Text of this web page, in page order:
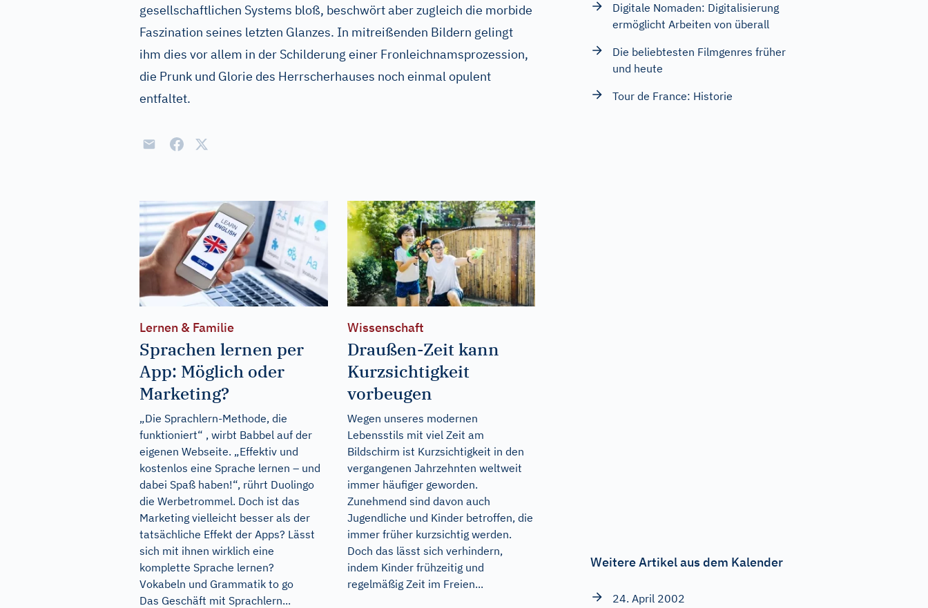
gesellschaftlichen Systems bloß, beschwört aber zugleich die morbide
Faszination seines letzten Glanzes. In mitreißenden Bildern gelingt
ihm dies vor allem in der Schilderung einer Fronleichnamsprozession,
die Prunk und Glorie des Herrscherhauses noch einmal opulent
entfaltet.
Lernen & Familie
Sprachen lernen per
App: Möglich oder
Marketing?
„Die Sprachlern-Methode, die
funktioniert“ , wirbt Babbel auf der
eigenen Webseite. „Effektiv und
kostenlos eine Sprache lernen – und
dabei Spaß haben!“, rührt Duolingo
die Werbetrommel. Doch ist das
Marketing vielleicht besser als der
tatsächliche Effekt der Apps? Lässt
sich mit ihnen wirklich eine
komplette Sprache lernen?
Vokabeln und Grammatik to go
Das Geschäft mit Sprachlern...
Wissenschaft
Draußen-Zeit kann
Kurzsichtigkeit
vorbeugen
Wegen unseres modernen
Lebensstils mit viel Zeit am
Bildschirm ist Kurzsichtigkeit in den
vergangenen Jahrzehnten weltweit
immer häufiger geworden.
Zunehmend sind davon auch
Jugendliche und Kinder betroffen, die
immer früher kurzsichtig werden.
Doch das lässt sich verhindern,
indem Kinder frühzeitig und
regelmäßig Zeit im Freien...
Digitale Nomaden: Digitalisierung
ermöglicht Arbeiten von überall
Die beliebtesten Filmgenres früher
und heute
Tour de France: Historie
Weitere Artikel aus dem Kalender
24. April 2002